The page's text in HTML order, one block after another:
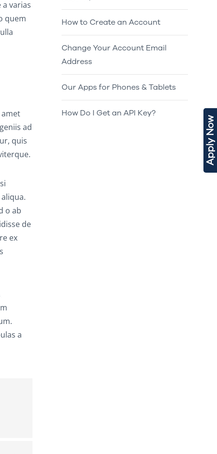
Apply Now
varias
quem
ad
quis
o ab
de
ex
a
How to Create an Account
Change Your Account Email
Address
Our Apps for Phones & Tablets
How Do I Get an API Key?